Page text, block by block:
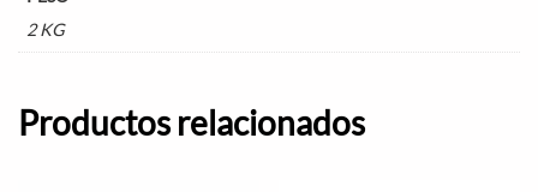
2 KG
Productos relacionados